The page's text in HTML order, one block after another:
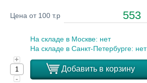
Цена от 100 т.р 553
На складе в Москве: нет
На складе в Санкт-Петербурге: нет
+
-
Добавить в корзину